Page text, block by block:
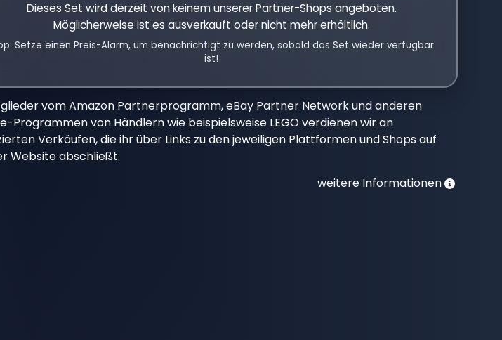
Dieses Set wird derzeit von keinem unserer Partner-Shops angeboten.
Möglicherweise ist es ausverkauft oder nicht mehr erhältlich.
Setze einen Preis-Alarm, um benachrichtigt zu werden, sobald das Set wieder verfügbar
ist!
vom Amazon Partnerprogramm, eBay Partner Network und anderen
Programmen von Händlern wie beispielsweise LEGO verdienen wir an
Verkäufen, die ihr über Links zu den jeweiligen Plattformen und Shops auf
Website abschließt.
weitere Informationen